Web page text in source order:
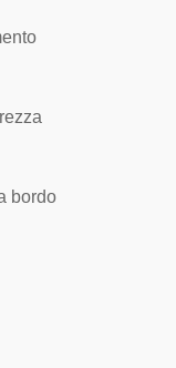
bordo